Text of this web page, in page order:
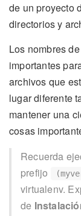
de un proyecto
directorios y
Los nombres
importantes
archivos que
lugar diferente
mantener una
cosas
Recuerda
prefijo
virtualenv.
de